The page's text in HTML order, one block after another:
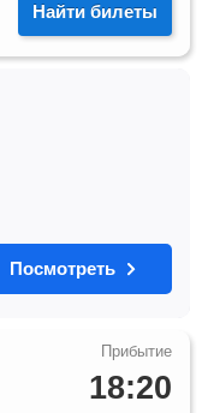
Найти билеты
Посмотреть
18:20